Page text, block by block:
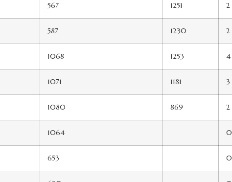
567 1251 2
587 1230 2
1068 1253 4
1071 1181 3
1080 869 2
1064 0
653 0